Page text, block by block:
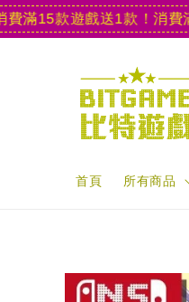
款遊戲送1款！消費滿
首頁 所有商品